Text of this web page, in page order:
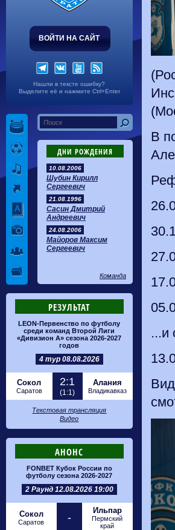
ВОЙТИ НА САЙТ
Нашли в тексте ошибку?
Выделите её и нажмите Ctrl+Enter
ДНИ РОЖДЕНИЯ
10.08.2006
Шубин Кирилл
Сергеевич
21.08.1996
Сасин Дмитрий
Андреевич
24.08.2006
Майоров Максим
Сергеевич
Команда
РЕЗУЛЬТАТ
LEON-Первенство по футболу
среди команд Второй Лиги
«Дивизион А» сезона 2026-2027
годов
4 тур 08.08.2026
Сокол
Саратов
2:1
(1:1)
Алания
Владикавказ
Текстовая трансляция
Видео
АНОНС
FONBET Кубок России по
футболу сезона 2026-2027
2 Раунд 12.08.2026 19:00
Сокол
Саратов -
Ильпар
Пермский
край
В
...и